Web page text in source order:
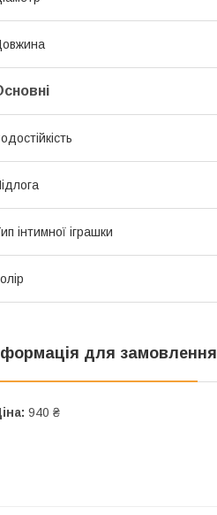
інтимної іграшки
для замовлення
940 ₴